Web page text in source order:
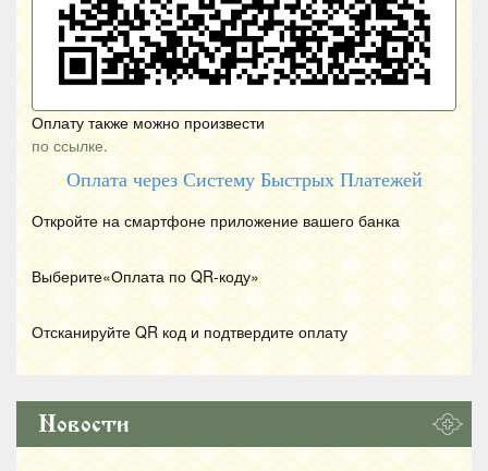
Оплату также можно произвести
по ссылке.
Оплата через Систему Быстрых Платежей
Откройте на смартфоне приложение вашего банка
Выберите«Оплата по QR-коду»
Отсканируйте QR код и подтвердите оплату
Новости